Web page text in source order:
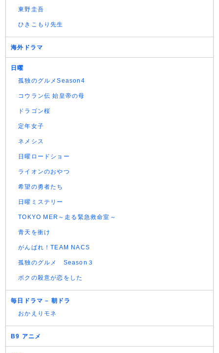
東野圭吾
ひきこもり先生
海外ドラマ
日曜
孤独のグルメSeason4
コウラン伝 始皇帝の母
ドラゴン桜
定年女子
ネメシス
日曜ロードショー
ライオンのおやつ
希望の勇者たち
日曜ミステリー
TOKYO MER～走る緊急救命室～
青天を衝け
がんばれ！TEAM NACS
孤独のグルメ Season３
ボクの殺意が恋をした
毎日ドラマ – 朝ドラ
おかえりモネ
B9 アニメ